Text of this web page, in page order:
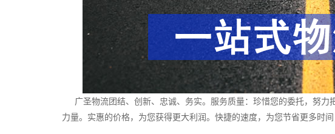
广圣物流团结、创新、忠诚、务实。服务质量：珍惜您的委托，努力
力量。实惠的价格，为您获得更大利润。快捷的速度，为您节省更多时